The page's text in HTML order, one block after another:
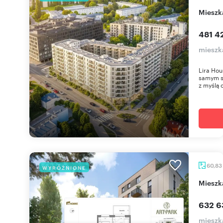
481
Lira
samym
z myślą
WYRÓŻNIONE 60,83
632